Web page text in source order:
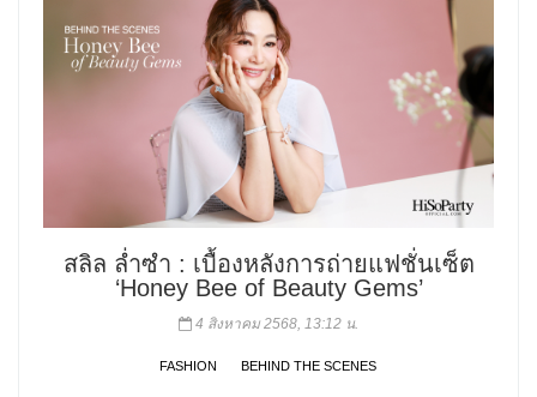
สลิล ล่ำซำ : เบื้องหลังการถ่ายแฟชั่นเซ็ต
‘Honey Bee of Beauty Gems’
4 สิงหาคม 2568, 13:12 น.
FASHION BEHIND THE SCENES